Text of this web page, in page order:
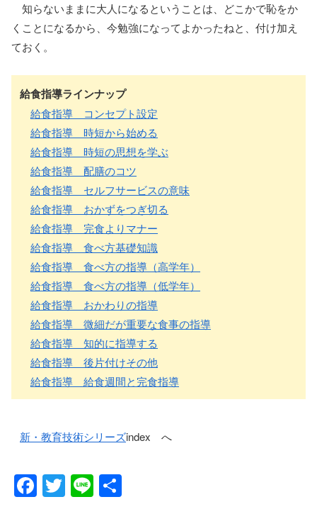
知らないままに大人になるということは、どこかで恥をか
くことになるから、今勉強になってよかったねと、付け加え
ておく。
給食指導ラインナップ
給食指導 コンセプト設定
給食指導 時短から始める
給食指導 時短の思想を学ぶ
給食指導 配膳のコツ
給食指導 セルフサービスの意味
給食指導 おかずをつぎ切る
給食指導 完食よりマナー
給食指導 食べ方基礎知識
給食指導 食べ方の指導（高学年）
給食指導 食べ方の指導（低学年）
給食指導 おかわりの指導
給食指導 微細だが重要な食事の指導
給食指導 知的に指導する
給食指導 後片付けその他
給食指導 給食週間と完食指導
新・教育技術シリーズindex へ
F T Li